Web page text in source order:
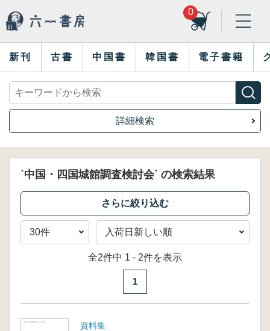
0
新刊 古書 中国書 韓国書 電子書籍
詳細検索
`中国・四国城館調査検討会` の検索結果
全2件中 1 - 2件を表示
1
資料集